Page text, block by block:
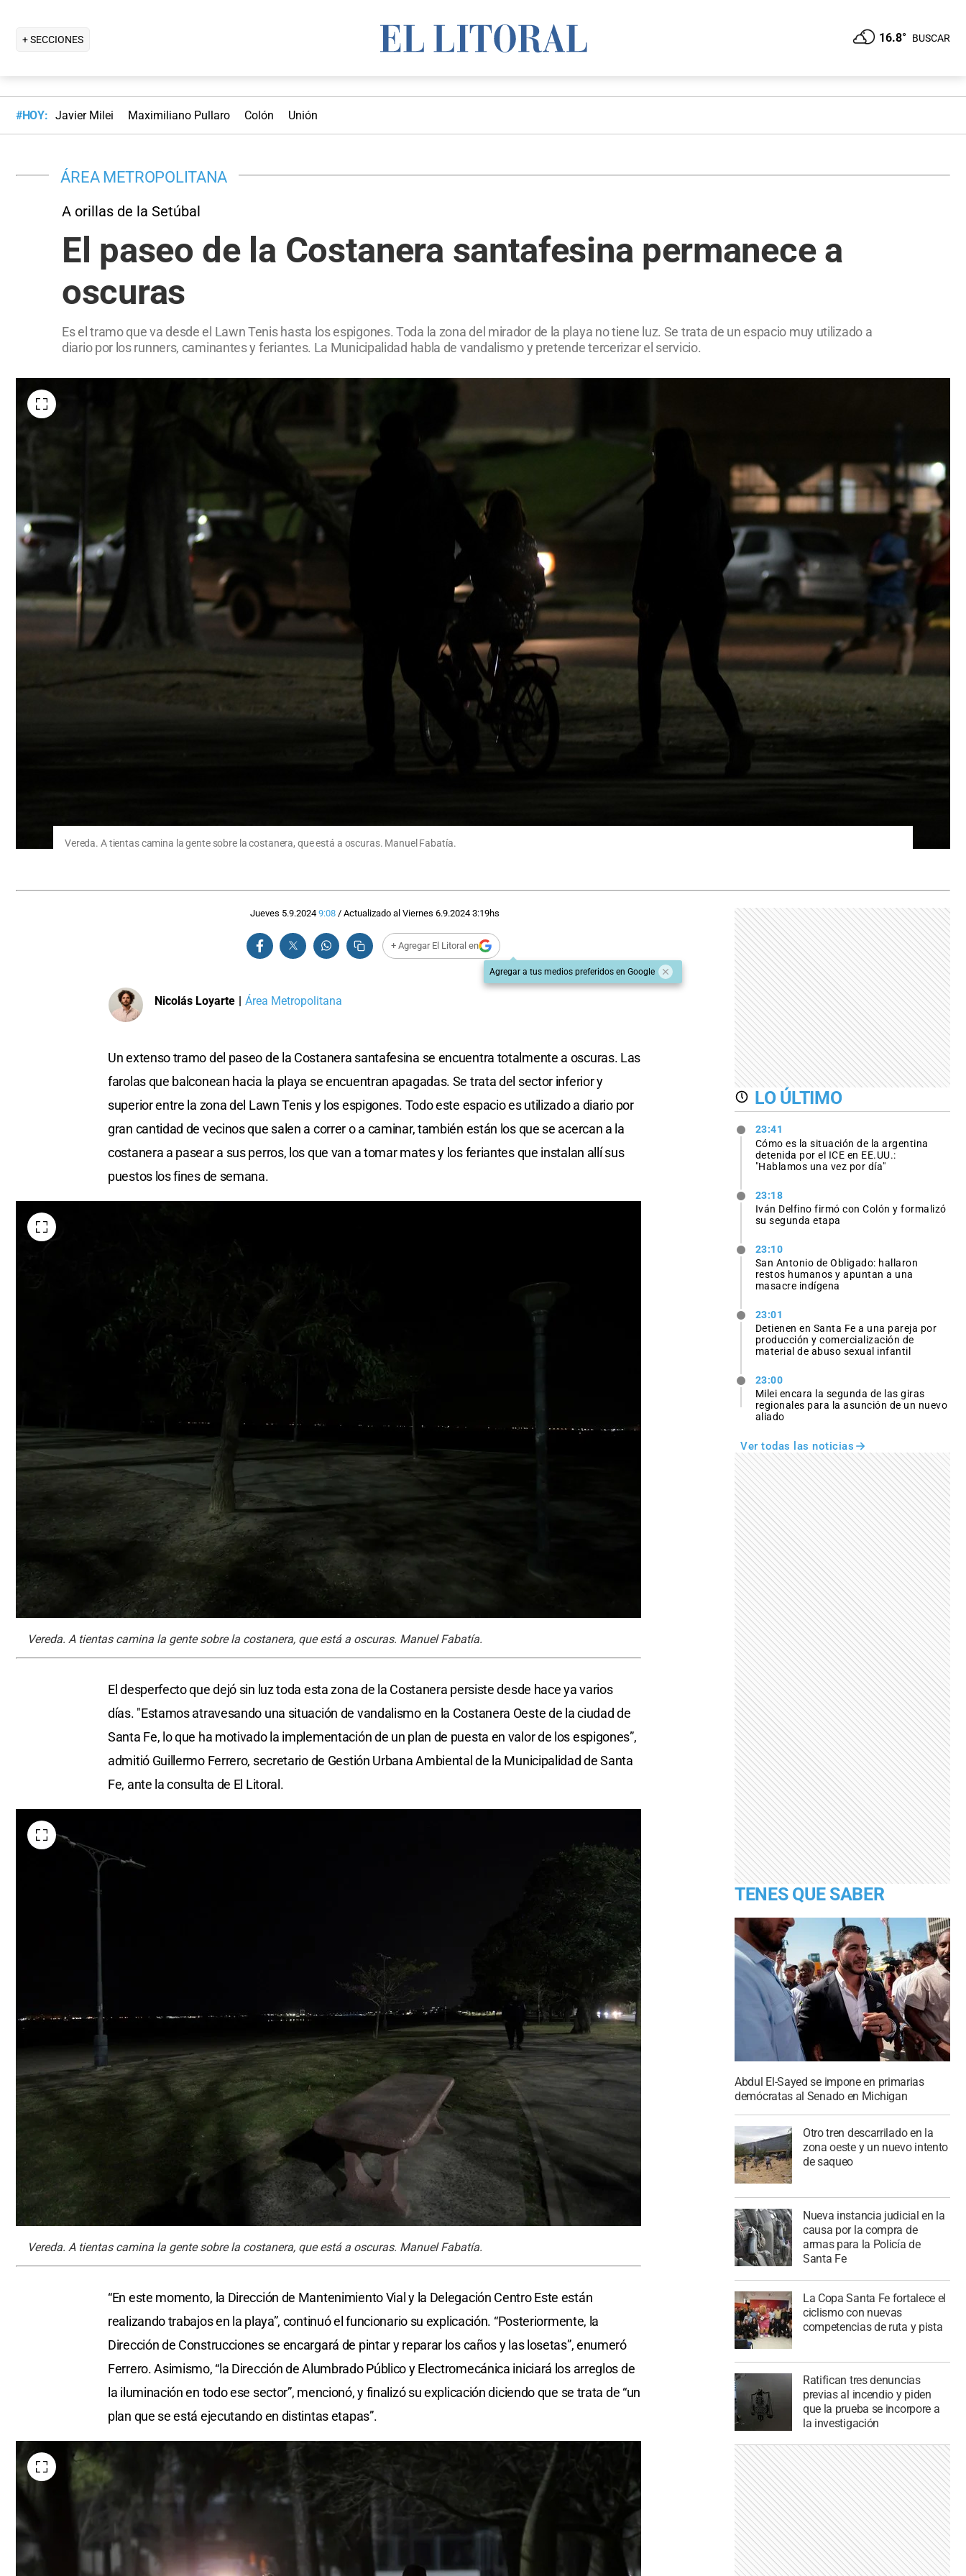
+ SECCIONES 16.8° BUSCAR
#HOY: Javier Milei Maximiliano Pullaro Colón Unión
ÁREA METROPOLITANA
A orillas de la Setúbal
El paseo de la Costanera santafesina permanece a
oscuras
Es el tramo que va desde el Lawn Tenis hasta los espigones. Toda la zona del mirador de la playa no tiene luz. Se trata de un espacio muy utilizado a
diario por los runners, caminantes y feriantes. La Municipalidad habla de vandalismo y pretende tercerizar el servicio.
Vereda. A tientas camina la gente sobre la costanera, que está a oscuras. Manuel Fabatía.
Jueves 5.9.2024 9:08/ Actualizado al Viernes 6.9.2024 3:19hs
+ Agregar El Litoral en
Agregar a tus medios preferidos en Google
Nicolás Loyarte | Área Metropolitana
Un extenso tramo del paseo de la Costanera santafesina se encuentra totalmente a oscuras. Las
farolas que balconean hacia la playa se encuentran apagadas. Se trata del sector inferior y
superior entre la zona del Lawn Tenis y los espigones. Todo este espacio es utilizado a diario por
gran cantidad de vecinos que salen a correr o a caminar, también están los que se acercan a la
costanera a pasear a sus perros, los que van a tomar mates y los feriantes que instalan allí sus
puestos los fines de semana.
Vereda. A tientas camina la gente sobre la costanera, que está a oscuras. Manuel Fabatía.
El desperfecto que dejó sin luz toda esta zona de la Costanera persiste desde hace ya varios
días. "Estamos atravesando una situación de vandalismo en la Costanera Oeste de la ciudad de
Santa Fe, lo que ha motivado la implementación de un plan de puesta en valor de los espigones”,
admitió Guillermo Ferrero, secretario de Gestión Urbana Ambiental de la Municipalidad de Santa
Fe, ante la consulta de El Litoral.
Vereda. A tientas camina la gente sobre la costanera, que está a oscuras. Manuel Fabatía.
“En este momento, la Dirección de Mantenimiento Vial y la Delegación Centro Este están
realizando trabajos en la playa”, continuó el funcionario su explicación. “Posteriormente, la
Dirección de Construcciones se encargará de pintar y reparar los caños y las losetas”, enumeró
Ferrero. Asimismo, “la Dirección de Alumbrado Público y Electromecánica iniciará los arreglos de
la iluminación en todo ese sector”, mencionó, y finalizó su explicación diciendo que se trata de “un
plan que se está ejecutando en distintas etapas”.
LO ÚLTIMO
23:41
Cómo es la situación de la argentina
detenida por el ICE en EE.UU.:
"Hablamos una vez por día"
23:18
Iván Delfino firmó con Colón y formalizó
su segunda etapa
23:10
San Antonio de Obligado: hallaron
restos humanos y apuntan a una
masacre indígena
23:01
Detienen en Santa Fe a una pareja por
producción y comercialización de
material de abuso sexual infantil
23:00
Milei encara la segunda de las giras
regionales para la asunción de un nuevo
aliado
Ver todas las noticias
TENES QUE SABER
Abdul El-Sayed se impone en primarias
demócratas al Senado en Michigan
Otro tren descarrilado en la
zona oeste y un nuevo intento
de saqueo
Nueva instancia judicial en la
causa por la compra de
armas para la Policía de
Santa Fe
La Copa Santa Fe fortalece el
ciclismo con nuevas
competencias de ruta y pista
Ratifican tres denuncias
previas al incendio y piden
que la prueba se incorpore a
la investigación